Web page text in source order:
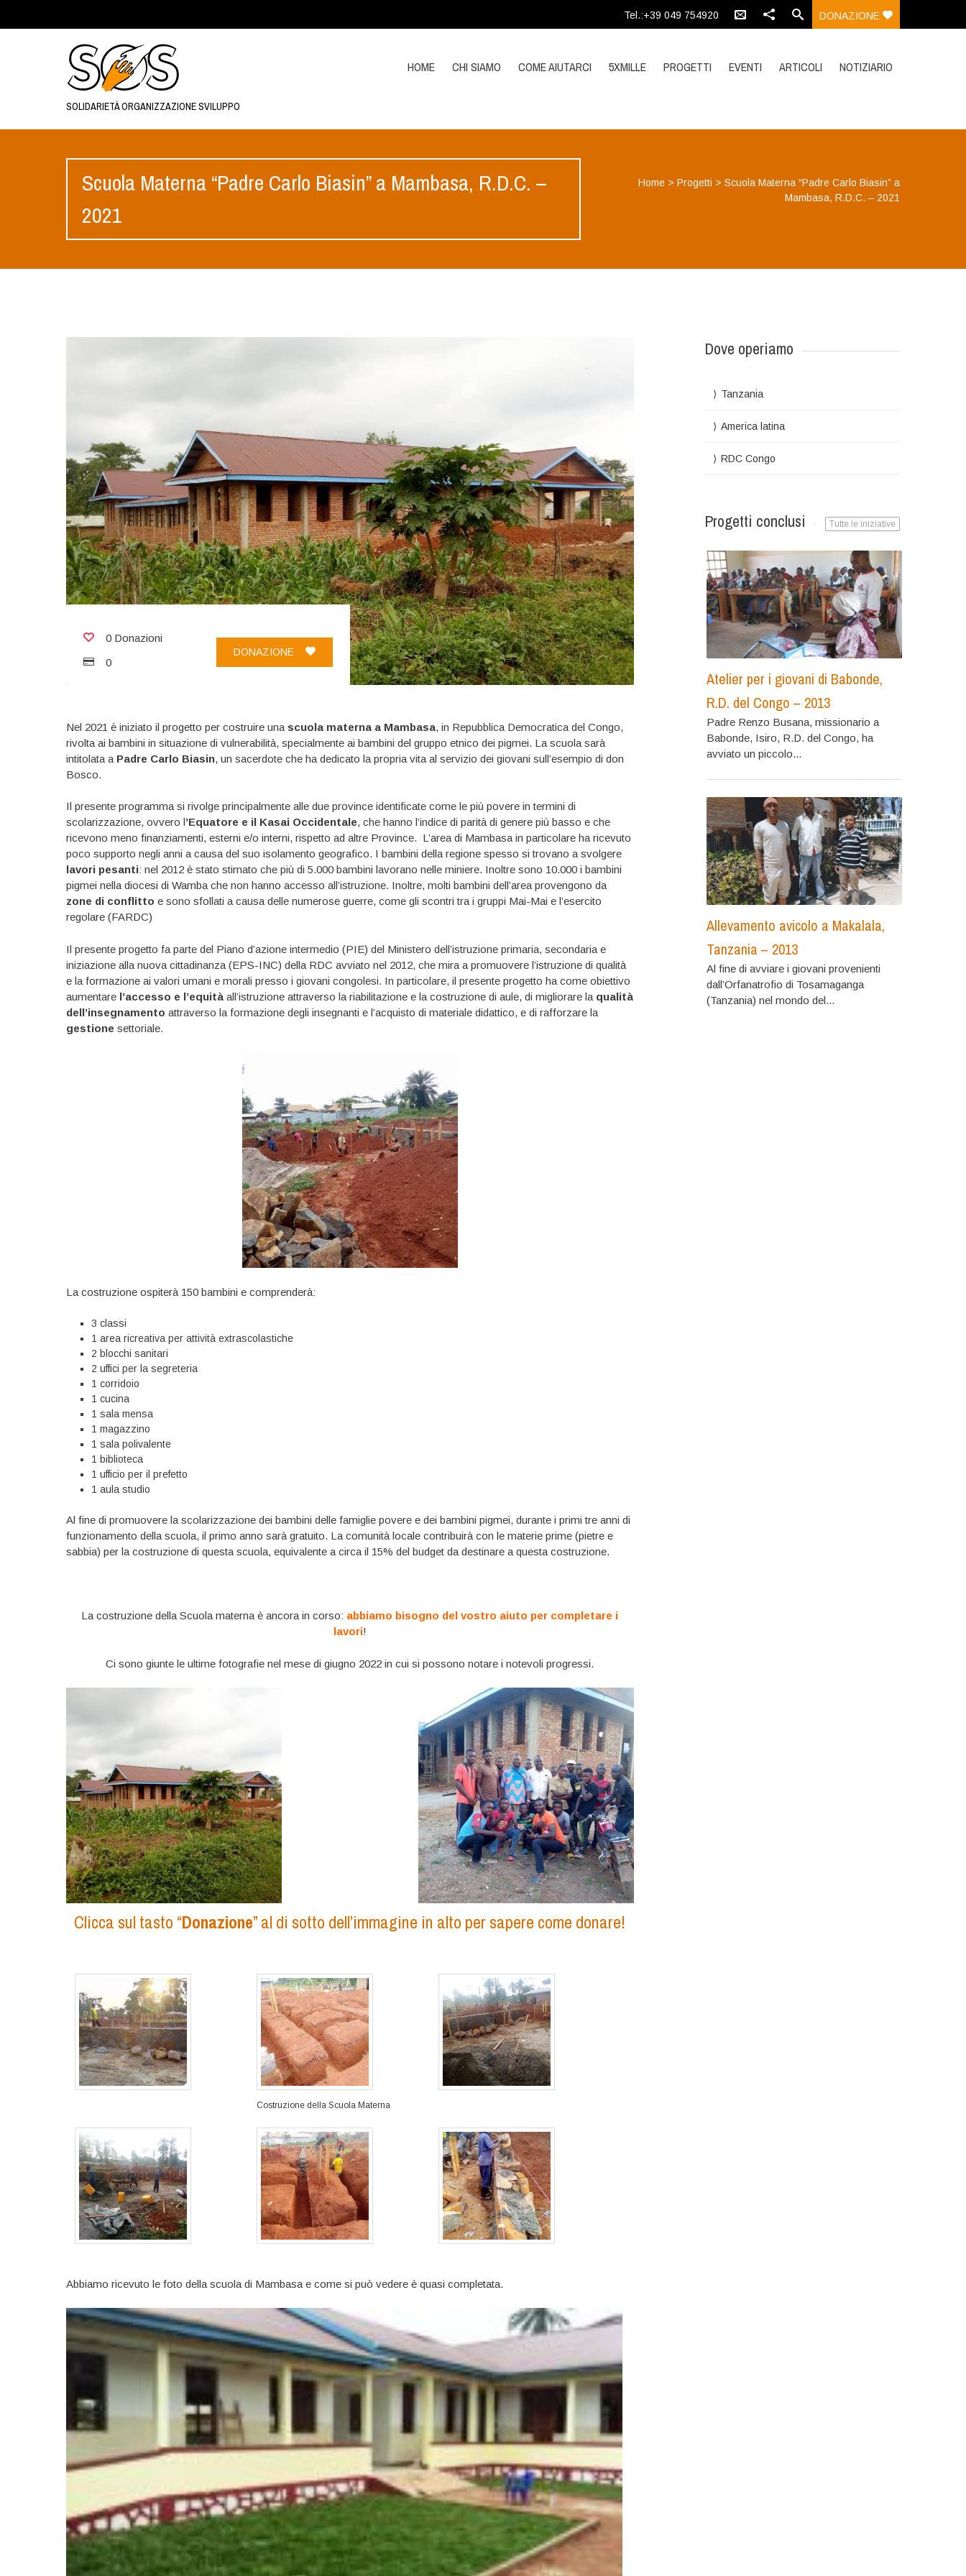
Tel.:+39 049 754920 DONAZIONE
SOLIDARIETÀ ORGANIZZAZIONE SVILUPPO
HOME CHI SIAMO COME AIUTARCI 5XMILLE PROGETTI EVENTI ARTICOLI NOTIZIARIO
Scuola Materna “Padre Carlo Biasin” a Mambasa, R.D.C. –
2021
Home >Progetti >Scuola Materna “Padre Carlo Biasin” a
Mambasa, R.D.C. – 2021
0 Donazioni
0
DONAZIONE
Nel 2021 è iniziato il progetto per costruire una scuola materna a Mambasa, in Repubblica Democratica del Congo,
rivolta ai bambini in situazione di vulnerabilità, specialmente ai bambini del gruppo etnico dei pigmei. La scuola sarà
intitolata a Padre Carlo Biasin, un sacerdote che ha dedicato la propria vita al servizio dei giovani sull’esempio di don
Bosco.
Il presente programma si rivolge principalmente alle due province identificate come le più povere in termini di
scolarizzazione, ovvero l’Equatore e il Kasai Occidentale, che hanno l’indice di parità di genere più basso e che
ricevono meno finanziamenti, esterni e/o interni, rispetto ad altre Province. L’area di Mambasa in particolare ha ricevuto
poco supporto negli anni a causa del suo isolamento geografico. I bambini della regione spesso si trovano a svolgere
lavori pesanti: nel 2012 è stato stimato che più di 5.000 bambini lavorano nelle miniere. Inoltre sono 10.000 i bambini
pigmei nella diocesi di Wamba che non hanno accesso all’istruzione. Inoltre, molti bambini dell’area provengono da
zone di conflitto e sono sfollati a causa delle numerose guerre, come gli scontri tra i gruppi Mai-Mai e l’esercito
regolare (FARDC)
Il presente progetto fa parte del Piano d’azione intermedio (PIE) del Ministero dell’istruzione primaria, secondaria e
iniziazione alla nuova cittadinanza (EPS-INC) della RDC avviato nel 2012, che mira a promuovere l’istruzione di qualità
e la formazione ai valori umani e morali presso i giovani congolesi. In particolare, il presente progetto ha come obiettivo
aumentarel’accesso e l’equitàall’istruzione attraverso la riabilitazione e la costruzione di aule, di migliorare la qualità
dell’insegnamento attraverso la formazione degli insegnanti e l’acquisto di materiale didattico, e di rafforzare la
gestione settoriale.
La costruzione ospiterà 150 bambini e comprenderà:
3 classi
1 area ricreativa per attività extrascolastiche
2 blocchi sanitari
2 uffici per la segreteria
1 corridoio
1 cucina
1 sala mensa
1 magazzino
1 sala polivalente
1 biblioteca
1 ufficio per il prefetto
1 aula studio
Al fine di promuovere la scolarizzazione dei bambini delle famiglie povere e dei bambini pigmei, durante i primi tre anni di
funzionamento della scuola, il primo anno sarà gratuito. La comunità locale contribuirà con le materie prime (pietre e
sabbia) per la costruzione di questa scuola, equivalente a circa il 15% del budget da destinare a questa costruzione.
La costruzione della Scuola materna è ancora in corso: abbiamo bisogno del vostro aiuto per completare i
lavori!
Ci sono giunte le ultime fotografie nel mese di giugno 2022 in cui si possono notare i notevoli progressi.
Clicca sul tasto “Donazione” al di sotto dell’immagine in alto per sapere come donare!
Costruzione della Scuola Materna
Abbiamo ricevuto le foto della scuola di Mambasa e come si può vedere è quasi completata.
Dove operiamo
Tanzania
America latina
RDC Congo
Progetti conclusi Tutte le iniziative
Atelier per i giovani di Babonde,
R.D. del Congo – 2013
Padre Renzo Busana, missionario a
Babonde, Isiro, R.D. del Congo, ha
avviato un piccolo...
Allevamento avicolo a Makalala,
Tanzania – 2013
Al fine di avviare i giovani provenienti
dall’Orfanatrofio di Tosamaganga
(Tanzania) nel mondo del...